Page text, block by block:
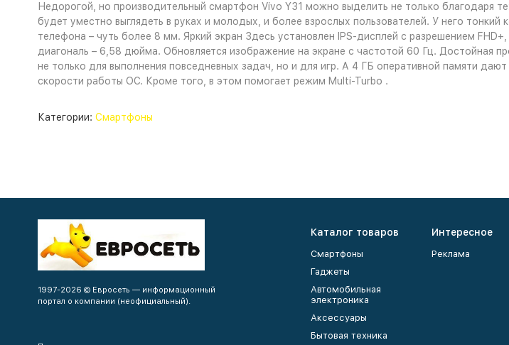
Недорогой, но производительный смартфон Vivo Y31 можно выделить не только благодаря
будет уместно выглядеть в руках и молодых, и более взрослых пользователей. У него
телефона – чуть более 8 мм. Яркий экран Здесь установлен IPS-дисплей с разрешением
диагональ – 6,58 дюйма. Обновляется изображение на экране с частотой 60 Гц. Достойная
не только для выполнения повседневных задач, но и для игр. А 4 ГБ оперативной памяти
скорости работы ОС. Кроме того, в этом помогает режим Multi-Turbo .
Категории: Смартфоны
1997-2026 © Евросеть — информационный
портал о компании (неофициальный).
Каталог товаров
Смартфоны
Гаджеты
Автомобильная
электроника
Аксессуары
Бытовая техника
Интересное
Реклама